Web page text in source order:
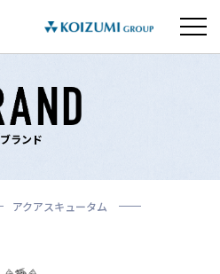
ブランド
アクアスキュータム